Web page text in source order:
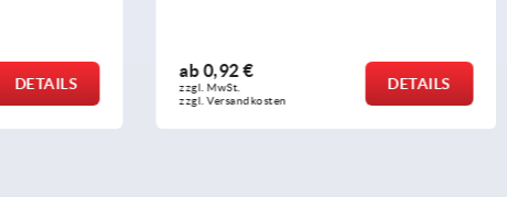
DETAILS
ab0,92 €
zzgl. MwSt.
zzgl. Versandkosten
DETAILS